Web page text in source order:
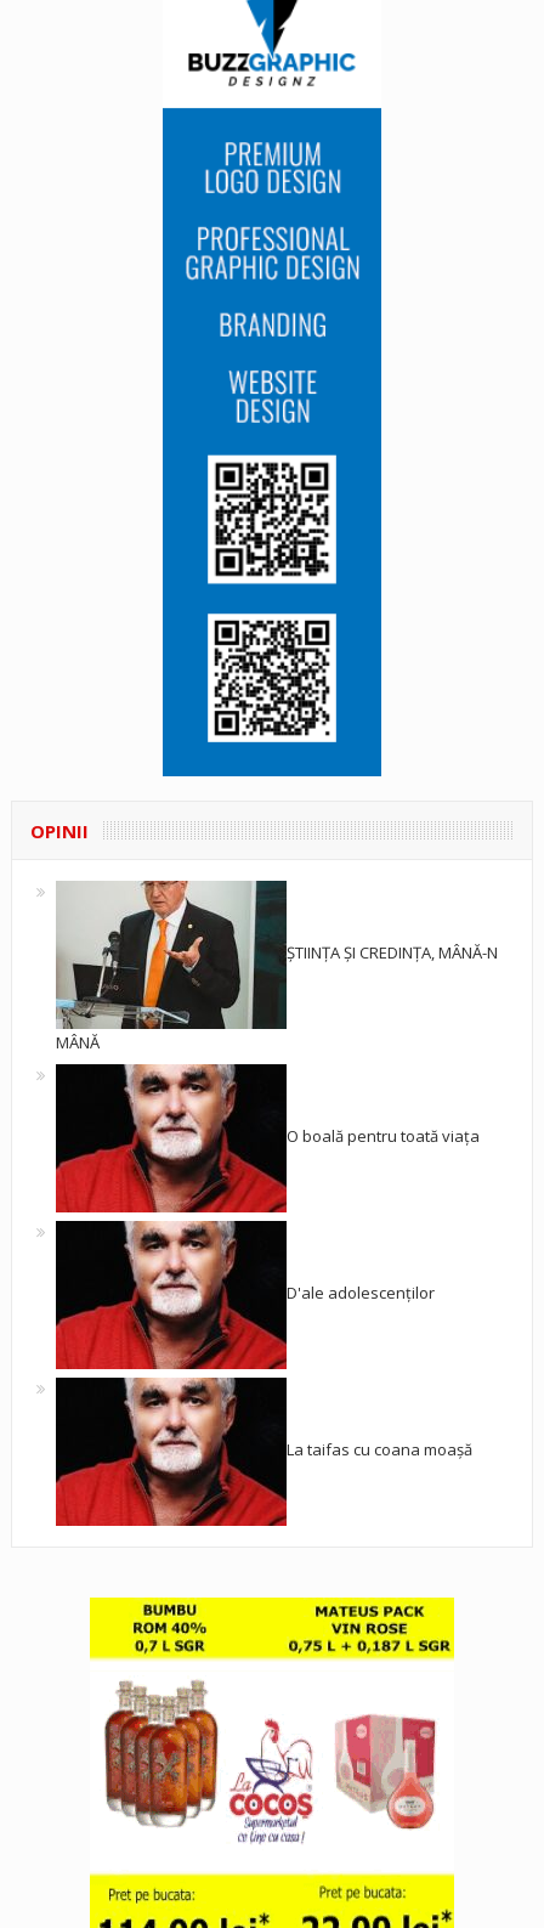
OPINII
ȘTIINȚA ȘI CREDINȚA, MÂNĂ-N
MÂNĂ
O boală pentru toată viața
D'ale adolescenților
La taifas cu coana moașă